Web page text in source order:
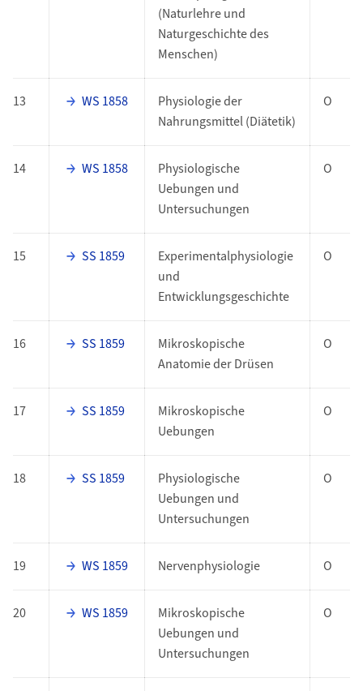
(Naturlehre und
Naturgeschichte des
Menschen)
13 WS 1858
Physiologie der
Nahrungsmittel (Diätetik)
O
14 WS 1858
Physiologische
Uebungen und
Untersuchungen
O
15 SS 1859
Experimentalphysiologie
und
Entwicklungsgeschichte
O
16 SS 1859
Mikroskopische
Anatomie der Drüsen
O
17 SS 1859
Mikroskopische
Uebungen
O
18 SS 1859
Physiologische
Uebungen und
Untersuchungen
O
19 WS 1859 Nervenphysiologie O
20 WS 1859
Mikroskopische
Uebungen und
Untersuchungen
O